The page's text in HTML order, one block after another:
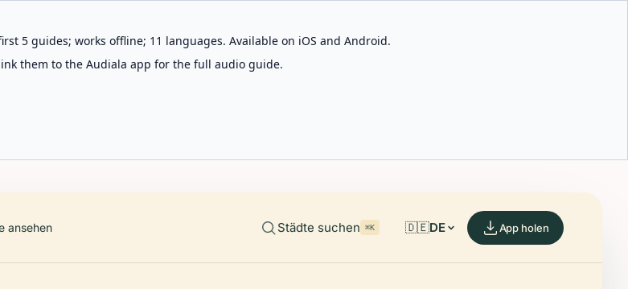
5 guides; works offline; 11 languages. Available on iOS and Android.
them to the Audiala app for the full audio guide.
ansehen Städte suchen ⌘K 🇩🇪DE App holen